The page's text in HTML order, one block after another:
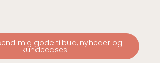
mig gode tilbud, nyheder og
kundecases